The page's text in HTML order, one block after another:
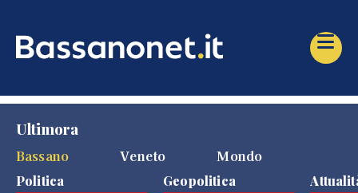
Ultimora
Bassano
Veneto Mondo
Politica Geopolitica